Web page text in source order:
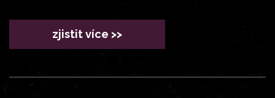
zjistit více >>